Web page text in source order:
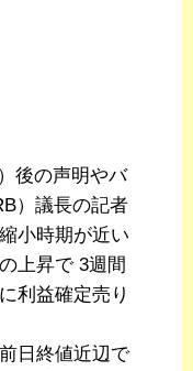
後の声明やバ
）議長の記者
小時期が近い
上昇で 3週間
利益確定売り
日終値近辺で